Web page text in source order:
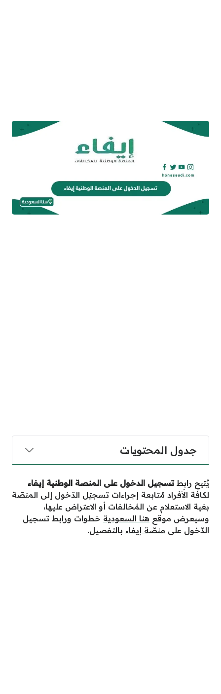
جدول المحتويات
يُتيح رابطتسجيل الدخول على المنصة الوطنية إيفاء
لكافّة الأَفراد مُتابعة إجراءات تسجيْل الدّخول إلى المنصّة
بغية الاستعلام عن المُخالفات أو الاعتراض عليها،
وسيعرض موقع هنا السعودية خطوات ورابط تسجيل
الدّخول على منصّة إيفاء بالتفصيل.